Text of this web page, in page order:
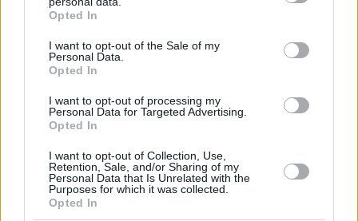
grant or deny consent to Google and its third-party tags to
use your data for below specified purposes in below Google
consent section.
Opted In
I want to opt-out of the Sale of my
Personal Data.
Opted In
I want to opt-out of processing my
Personal Data for Targeted Advertising.
Opted In
I want to opt-out of Collection, Use,
Retention, Sale, and/or Sharing of my
Personal Data that Is Unrelated with the
Purposes for which it was collected.
Opted In
Σκέρτσος: «Στατιστική παγίδα» το ότι 7 στους 10
έχουν καταθέσεις κάτω από 1.000 ευρώ, τι
δείχνουν τα στοιχεία
09.08.2026, 14:39